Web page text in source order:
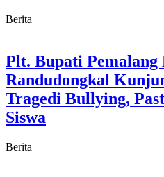
Berita
Plt. Bupati Pemalang
Randudongkal
Tragedi Bullying,
Siswa
Berita